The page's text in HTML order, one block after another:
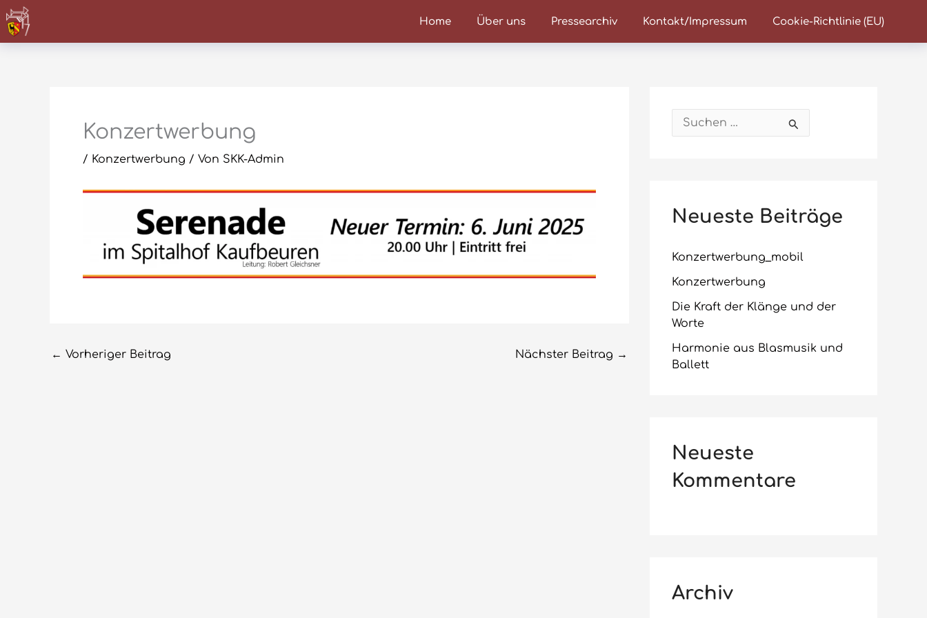
Zum
Inhalt
springen
Home Über uns Pressearchiv Kontakt/Impressum Cookie-Richtlinie (EU)
Konzertwerbung
/ Konzertwerbung / Von SKK-Admin
← Vorheriger Beitrag Nächster Beitrag →
e
n
a
c
h
:
Neueste Beiträge
Konzertwerbung_mobil
Konzertwerbung
Die Kraft der Klänge und der
Worte
Harmonie aus Blasmusik und
Ballett
Neueste
Kommentare
Archiv